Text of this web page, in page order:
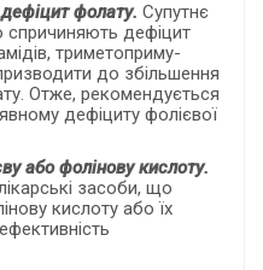
фолату. Супутнє
спричиняють дефіцит
триметоприму-
до збільшення
Отже, рекомендується
дефіциту фолієвої
або фолінову кислоту.
засоби, що
кислоту або їх